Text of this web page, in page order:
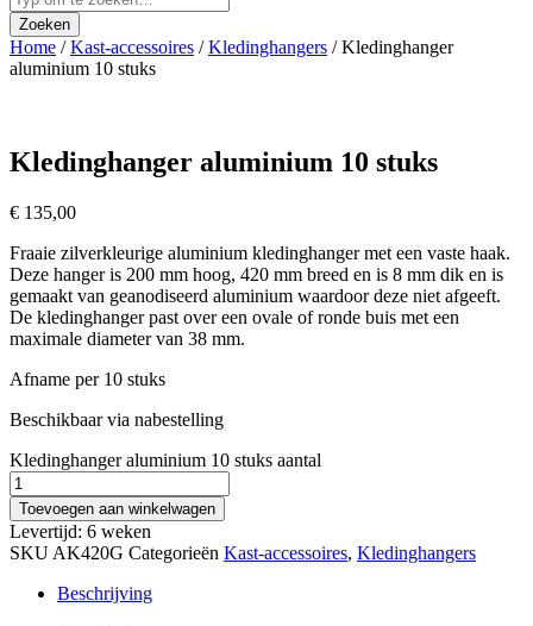
Zoeken
Home /Kast-accessoires /Kledinghangers / Kledinghanger
aluminium 10 stuks
Kledinghanger aluminium 10 stuks
€ 135,00
Fraaie zilverkleurige aluminium kledinghanger met een vaste haak.
Deze hanger is 200 mm hoog, 420 mm breed en is 8 mm dik en is
gemaakt van geanodiseerd aluminium waardoor deze niet afgeeft.
De kledinghanger past over een ovale of ronde buis met een
maximale diameter van 38 mm.
Afname per 10 stuks
Beschikbaar via nabestelling
Kledinghanger aluminium 10 stuks aantal
Toevoegen aan winkelwagen
Levertijd: 6 weken
SKU AK420G Categorieën Kast-accessoires, Kledinghangers
Beschrijving